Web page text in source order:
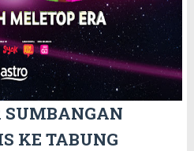
SUMBANGAN
KE TABUNG